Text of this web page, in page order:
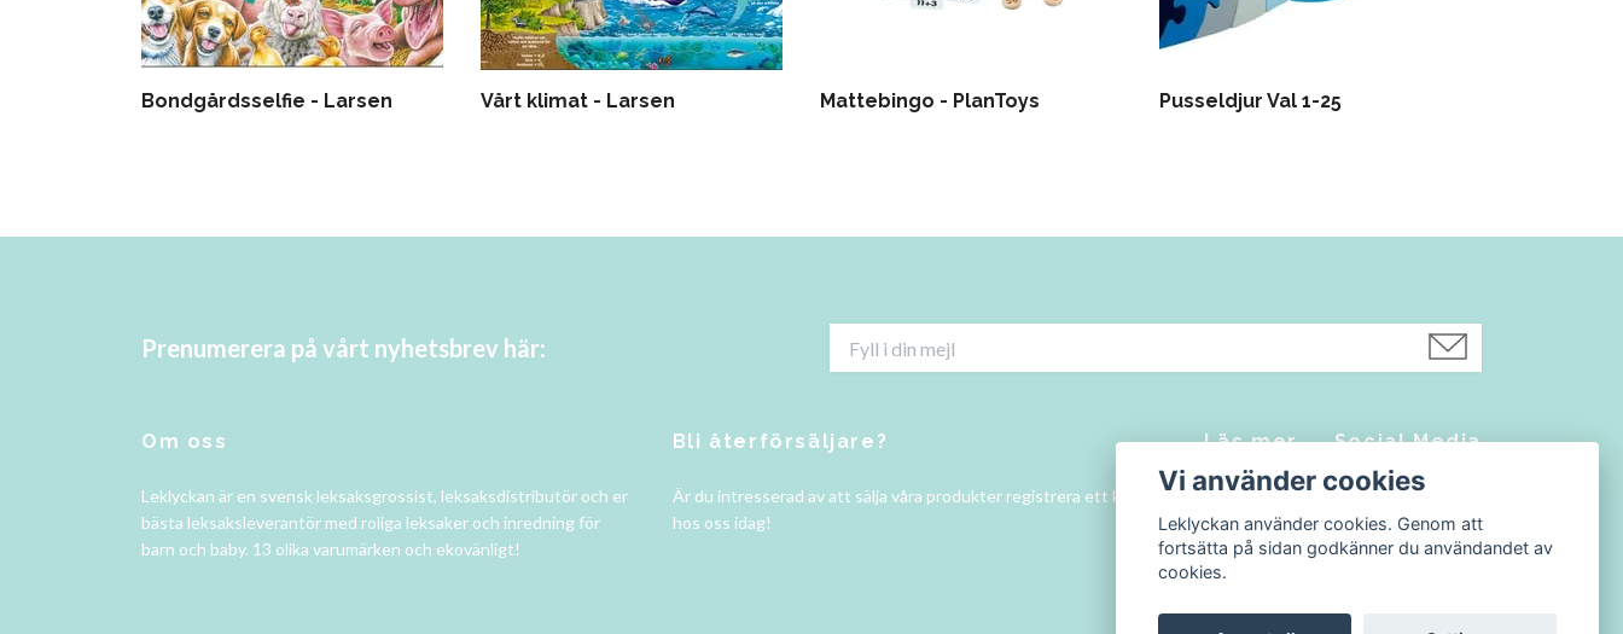
Bondgårdsselfie - Larsen Vårt klimat - Larsen Mattebingo - PlanToys Pusseldjur Val 1-25
Prenumerera på vårt nyhetsbrev här:
Om oss
Leklyckan är en svensk leksaksgrossist, leksaksdistributör och er
bästa leksaksleverantör med roliga leksaker och inredning för
barn och baby. 13 olika varumärken och ekovänligt!
Bli återförsäljare?
Är du intresserad av att sälja våra produkter registrera ett konto
hos oss idag!
Läs mer
Kontakt
Köpvillkor
Blogg
Social Media
Facebook
Instagram
Vi använder cookies
Leklyckan använder cookies. Genom att
fortsätta på sidan godkänner du användandet av
cookies.